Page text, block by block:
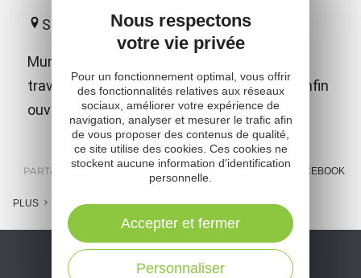
Salles-Curan
Muni d'une carte, recherchez des indices,
traversez nos différents labyrinthes pour enfin
ouvrir le coffre au trésor !!!
PARTAGER : MESSENGER FACEBOOK
PLUS
Nous respectons
votre vie privée
Pour un fonctionnement optimal, vous offrir
des fonctionnalités relatives aux réseaux
sociaux, améliorer votre expérience de
navigation, analyser et mesurer le trafic afin
de vous proposer des contenus de qualité,
ce site utilise des cookies. Ces cookies ne
stockent aucune information d'identification
personnelle.
Personnaliser
Accepter et fermer